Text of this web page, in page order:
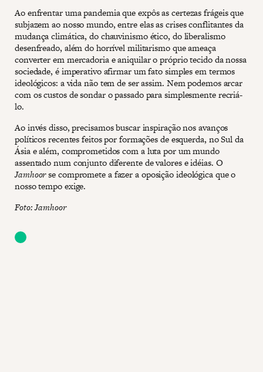
Ao enfrentar uma pandemia que expôs as certezas frágeis que
subjazem ao nosso mundo, entre elas as crises conflitantes da
mudança climática, do chauvinismo ético, do liberalismo
desenfreado, além do horrível militarismo que ameaça
converter em mercadoria e aniquilar o próprio tecido da nossa
sociedade, é imperativo afirmar um fato simples em termos
ideológicos: a vida não tem de ser assim. Nem podemos arcar
com os custos de sondar o passado para simplesmente recriá-
lo.
Ao invés disso, precisamos buscar inspiração nos avanços
políticos recentes feitos por formações de esquerda, no Sul da
Ásia e além, comprometidos com a luta por um mundo
assentado num conjunto diferente de valores e idéias. O
Jamhoorse compromete a fazer a oposição ideológica que o
nosso tempo exige.
Foto: Jamhoor